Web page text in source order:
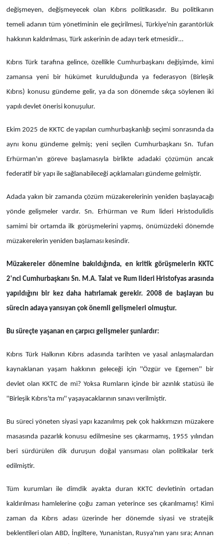
değişmeyen, değişmeyecek olan Kıbrıs politikasıdır. Bu politikanın
temeli adanın tüm yönetiminin ele geçirilmesi, Türkiye'nin garantörlük
hakkının kaldırılması, Türk askerinin de adayı terk etmesidir…
Kıbrıs Türk tarafına gelince, özellikle Cumhurbaşkanı değişimde, kimi
zamansa yeni bir hükümet kurulduğunda ya federasyon (Birleşik
Kıbrıs) konusu gündeme gelir, ya da son dönemde sıkça söylenen iki
yapılı devlet önerisi konuşulur.
Ekim 2025 de KKTC de yapılan cumhurbaşkanlığı seçimi sonrasında da
aynı konu gündeme gelmiş; yeni seçilen Cumhurbaşkanı Sn. Tufan
Erhürman'ın göreve başlamasıyla birlikte adadaki çözümün ancak
federatif bir yapı ile sağlanabileceği açıklamaları gündeme gelmiştir.
Adada yakın bir zamanda çözüm müzakerelerinin yeniden başlayacağı
yönde gelişmeler vardır. Sn. Erhürman ve Rum lideri Hristodulidis
samimi bir ortamda ilk görüşmelerini yapmış, önümüzdeki dönemde
müzakerelerin yeniden başlaması kesindir.
Müzakereler dönemine bakıldığında, en kritik görüşmelerin KKTC
2'nci Cumhurbaşkanı Sn. M.A. Talat ve Rum lideri Hristofyas arasında
yapıldığını bir kez daha hatırlamak gerekir. 2008 de başlayan bu
sürecin adaya yansıyan çok önemli gelişmeleri olmuştur.
Bu süreçte yaşanan en çarpıcı gelişmeler şunlardır:
Kıbrıs Türk Halkının Kıbrıs adasında tarihten ve yasal anlaşmalardan
kaynaklanan yaşam hakkının geleceği için ''Özgür ve Egemen'' bir
devlet olan KKTC de mi? Yoksa Rumların içinde bir azınlık statüsü ile
''Birleşik Kıbrıs'ta mı'' yaşayacaklarının sınavı verilmiştir.
Bu süreci yöneten siyasi yapı kazanılmış pek çok hakkımızın müzakere
masasında pazarlık konusu edilmesine ses çıkarmamış, 1955 yılından
beri sürdürülen dik duruşun doğal yansıması olan politikalar terk
edilmiştir.
Tüm kurumları ile dimdik ayakta duran KKTC devletinin ortadan
kaldırılması hamlelerine çoğu zaman yeterince ses çıkarılmamış! Kimi
zaman da Kıbrıs adası üzerinde her dönemde siyasi ve stratejik
beklentileri olan ABD, İngiltere, Yunanistan, Rusya'nın yanı sıra; Annan
Sanat